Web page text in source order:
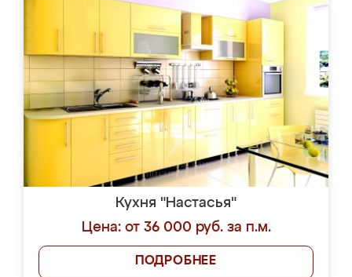
Кухня "Настасья"
Цена: от 36 000 руб. за п.м.
ПОДРОБНЕЕ